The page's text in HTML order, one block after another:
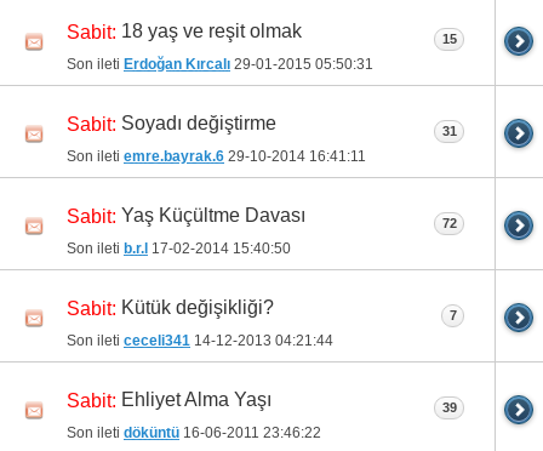
Sabit: 18 yaş ve reşit olmak
Son ileti Erdoğan Kırcalı 29-01-2015 05:50:31
15
Sabit: Soyadı değiştirme
Son ileti emre.bayrak.6 29-10-2014 16:41:11
31
Sabit: Yaş Küçültme Davası
Son ileti b.r.l 17-02-2014 15:40:50
72
Sabit: Kütük değişikliği?
Son ileti ceceli341 14-12-2013 04:21:44
7
Sabit: Ehliyet Alma Yaşı
Son ileti döküntü 16-06-2011 23:46:22
39